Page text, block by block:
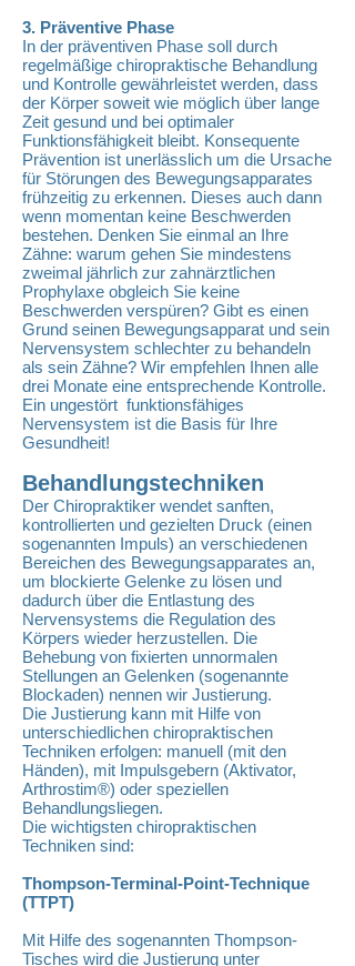
3. Präventive Phase
In der präventiven Phase soll durch
regelmäßige chiropraktische Behandlung
und Kontrolle gewährleistet werden, dass
der Körper soweit wie möglich über lange
Zeit gesund und bei optimaler
Funktionsfähigkeit bleibt. Konsequente
Prävention ist unerlässlich um die Ursache
für Störungen des Bewegungsapparates
frühzeitig zu erkennen. Dieses auch dann
wenn momentan keine Beschwerden
bestehen. Denken Sie einmal an Ihre
Zähne: warum gehen Sie mindestens
zweimal jährlich zur zahnärztlichen
Prophylaxe obgleich Sie keine
Beschwerden verspüren? Gibt es einen
Grund seinen Bewegungsapparat und sein
Nervensystem schlechter zu behandeln
als sein Zähne? Wir empfehlen Ihnen alle
drei Monate eine entsprechende Kontrolle.
Ein ungestört funktionsfähiges
Nervensystem ist die Basis für Ihre
Gesundheit!
Behandlungstechniken
Der Chiropraktiker wendet sanften,
kontrollierten und gezielten Druck (einen
sogenannten Impuls) an verschiedenen
Bereichen des Bewegungsapparates an,
um blockierte Gelenke zu lösen und
dadurch über die Entlastung des
Nervensystems die Regulation des
Körpers wieder herzustellen. Die
Behebung von fixierten unnormalen
Stellungen an Gelenken (sogenannte
Blockaden) nennen wir Justierung.
Die Justierung kann mit Hilfe von
unterschiedlichen chiropraktischen
Techniken erfolgen: manuell (mit den
Händen), mit Impulsgebern (Aktivator,
Arthrostim®) oder speziellen
Behandlungsliegen.
Die wichtigsten chiropraktischen
Techniken sind:
Thompson-Terminal-Point-Technique
(TTPT)
Mit Hilfe des sogenannten Thompson-
Tisches wird die Justierung unter